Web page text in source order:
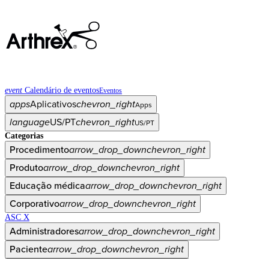
event Calendário de eventosEventos
appsAplicativoschevron_rightApps
languageUS/PTchevron_rightUS/PT
Categorias
Procedimentoarrow_drop_downchevron_right
Produtoarrow_drop_downchevron_right
Educação médicaarrow_drop_downchevron_right
Corporativoarrow_drop_downchevron_right
ASC X
Administradoresarrow_drop_downchevron_right
Pacientearrow_drop_downchevron_right